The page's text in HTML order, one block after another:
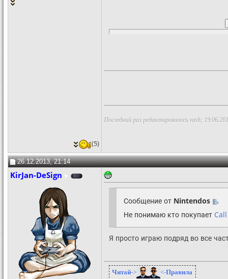
Последний раз редактировалось vash;
(5)
26.12.2013, 21:14
KirJan-DeSign
Сообщение от Nintendos
Не понимаю кто покупает
Я просто играю подряд во все
Читай-> <-Правила